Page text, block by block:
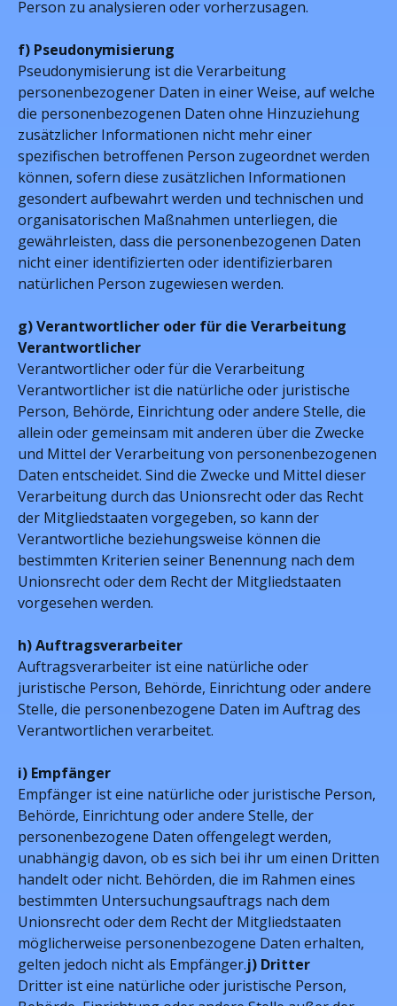
Person zu analysieren oder vorherzusagen.
f) Pseudonymisierung
Pseudonymisierung ist die Verarbeitung
personenbezogener Daten in einer Weise, auf welche
die personenbezogenen Daten ohne Hinzuziehung
zusätzlicher Informationen nicht mehr einer
spezifischen betroffenen Person zugeordnet werden
können, sofern diese zusätzlichen Informationen
gesondert aufbewahrt werden und technischen und
organisatorischen Maßnahmen unterliegen, die
gewährleisten, dass die personenbezogenen Daten
nicht einer identifizierten oder identifizierbaren
natürlichen Person zugewiesen werden.
g) Verantwortlicher oder für die Verarbeitung
Verantwortlicher
Verantwortlicher oder für die Verarbeitung
Verantwortlicher ist die natürliche oder juristische
Person, Behörde, Einrichtung oder andere Stelle, die
allein oder gemeinsam mit anderen über die Zwecke
und Mittel der Verarbeitung von personenbezogenen
Daten entscheidet. Sind die Zwecke und Mittel dieser
Verarbeitung durch das Unionsrecht oder das Recht
der Mitgliedstaaten vorgegeben, so kann der
Verantwortliche beziehungsweise können die
bestimmten Kriterien seiner Benennung nach dem
Unionsrecht oder dem Recht der Mitgliedstaaten
vorgesehen werden.
h) Auftragsverarbeiter
Auftragsverarbeiter ist eine natürliche oder
juristische Person, Behörde, Einrichtung oder andere
Stelle, die personenbezogene Daten im Auftrag des
Verantwortlichen verarbeitet.
i) Empfänger
Empfänger ist eine natürliche oder juristische Person,
Behörde, Einrichtung oder andere Stelle, der
personenbezogene Daten offengelegt werden,
unabhängig davon, ob es sich bei ihr um einen Dritten
handelt oder nicht. Behörden, die im Rahmen eines
bestimmten Untersuchungsauftrags nach dem
Unionsrecht oder dem Recht der Mitgliedstaaten
möglicherweise personenbezogene Daten erhalten,
gelten jedoch nicht als Empfänger.j) Dritter
Dritter ist eine natürliche oder juristische Person,